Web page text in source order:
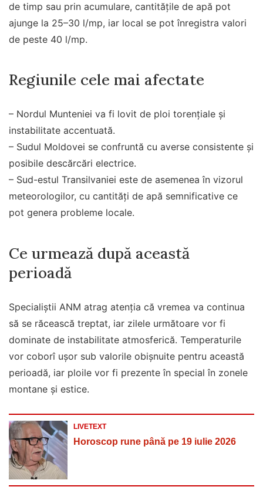
de timp sau prin acumulare, cantitățile de apă pot
ajunge la 25–30 l/mp, iar local se pot înregistra valori
de peste 40 l/mp.
Regiunile cele mai afectate
– Nordul Munteniei va fi lovit de ploi torențiale și
instabilitate accentuată.
– Sudul Moldovei se confruntă cu averse consistente și
posibile descărcări electrice.
– Sud-estul Transilvaniei este de asemenea în vizorul
meteorologilor, cu cantități de apă semnificative ce
pot genera probleme locale.
Ce urmează după această
perioadă
Specialiștii ANM atrag atenția că vremea va continua
să se răcească treptat, iar zilele următoare vor fi
dominate de instabilitate atmosferică. Temperaturile
vor coborî ușor sub valorile obișnuite pentru această
perioadă, iar ploile vor fi prezente în special în zonele
montane și estice.
LIVETEXT
Horoscop rune până pe 19 iulie 2026